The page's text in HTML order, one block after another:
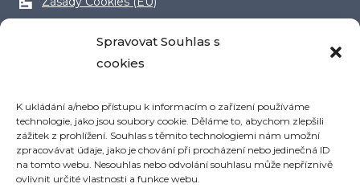
Spravovat Souhlas s
cookies
K ukládání a/nebo přístupu k informacím o zařízení používáme
technologie, jako jsou soubory cookie. Děláme to, abychom zlepšili
zážitek z prohlížení. Souhlas s těmito technologiemi nám umožní
zpracovávat údaje, jako je chování při procházení nebo jedinečná ID
na tomto webu. Nesouhlas nebo odvolání souhlasu může nepříznivě
ovlivnit určité vlastnosti a funkce webu.
Reklamační řád